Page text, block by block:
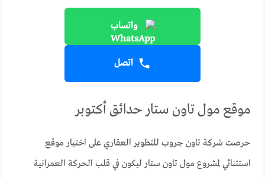
واتساب
اتصل
موقع مول تاون ستار حدائق أكتوبر
حرصت شركة تاون جروب للتطوير العقاري على اختيار موقع
استثنائي لمشروع مول تاون ستار ليكون في قلب الحركة العمرانية